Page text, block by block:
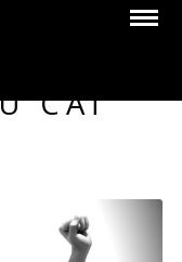
CAÏ